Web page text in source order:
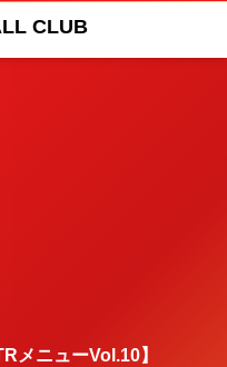
CLUB
メニューVol.10】